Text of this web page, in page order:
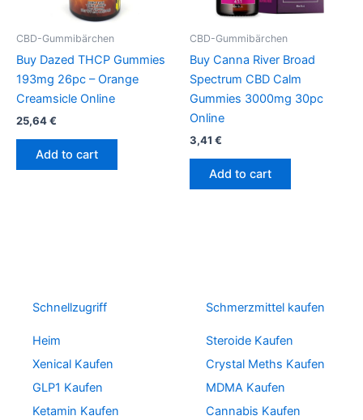
CBD-Gummibärchen
Buy Dazed THCP Gummies
193mg 26pc – Orange
Creamsicle Online
25,64€
Add to cart
CBD-Gummibärchen
Buy Canna River Broad
Spectrum CBD Calm
Gummies 3000mg 30pc
Online
3,41 €
Add to cart
Schnellzugriff
Heim
Xenical Kaufen
GLP1 Kaufen
Ketamin Kaufen
Schmerzmittel kaufen
Steroide Kaufen
Crystal Meths Kaufen
MDMA Kaufen
Cannabis Kaufen